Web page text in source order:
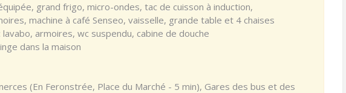
grand frigo, micro-ondes, tac de cuisson à induction,
machine à café Senseo, vaisselle, grande table et 4 chaises
lavabo, armoires, wc suspendu, cabine de douche
dans la maison
(En Feronstrée, Place du Marché - 5 min), Gares des bus et des